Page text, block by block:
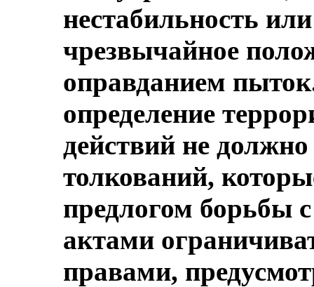
нестабильность
чрезвычайное
оправданием
определение
действий не
толкований,
предлогом борьбы
актами
правами,